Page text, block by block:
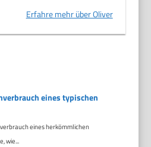
Erfahre mehr über Oliver
eines typischen
eines herkömmlichen
wie...